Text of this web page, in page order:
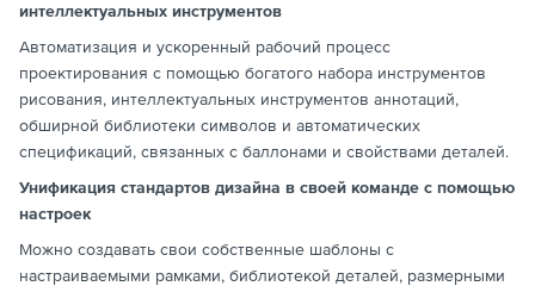
интеллектуальных инструментов
Автоматизация и ускоренный рабочий процесс
проектирования с помощью богатого набора инструментов
рисования, интеллектуальных инструментов аннотаций,
обширной библиотеки символов и автоматических
спецификаций, связанных с баллонами и свойствами деталей.
Унификация стандартов дизайна в своей команде с помощью
настроек
Можно создавать свои собственные шаблоны с
настраиваемыми рамками, библиотекой деталей, размерными